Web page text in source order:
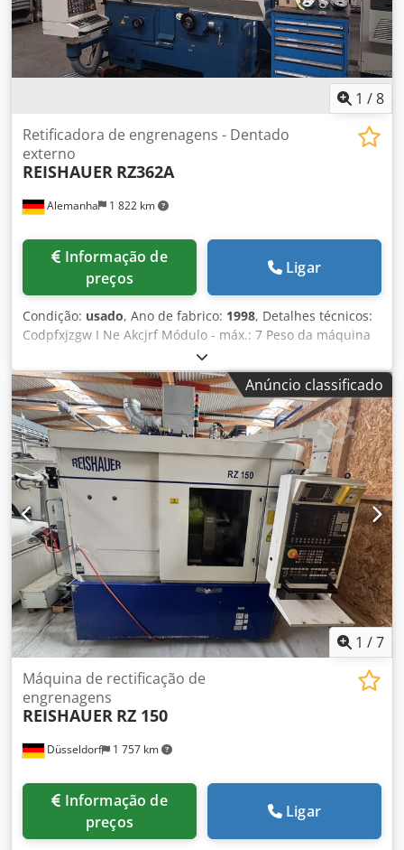
1 /8
Alemanha 1 822 km
Retificadora de engrenagens - Dentado
externo
REISHAUER RZ362A
preços
Ligar
Condição: usado, Ano de fabrico: 1998, Detalhes técnicos:
Codpfxjzgw I Ne Akcjrf Módulo - máx.: 7 Peso da máquina
aprox.: 5 t Diâmetro dos parafusos de retificação: 280–350
mm Largura dos parafusos de retificação: 84–104 mm
Número de dentes - mín.: 6 Número de dentes - máx.: 600
Maior diâmetro admissível do círculo de topo: 360 mm
Peso máx. da peça: 60 kg Com turboseparador, portal de
carregamento, sistema de balanceamento e dressagem da
última geração e diversos acessórios
Anúncio classificado
1 /7
Düsseldorf 1 757 km
Máquina de rectificação de
engrenagens
REISHAUER RZ 150
preços
Ligar